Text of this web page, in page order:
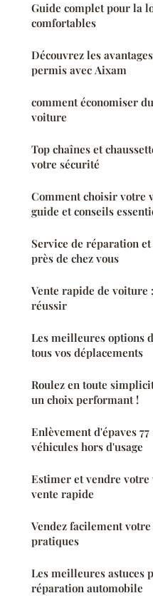
Guide complet pour la
comfortables
Découvrez les
permis avec Aixam
comment économiser
voiture
Top chaînes et
votre sécurité
Comment choisir votre
guide et conseils
Service de réparation
près de chez vous
Vente rapide de voiture
réussir
Les meilleures options
tous vos déplacements
Roulez en toute
un choix performant !
Enlèvement d'épaves
véhicules hors d'usage
Estimer et vendre votre
vente rapide
Vendez facilement
pratiques
Les meilleures astuces
réparation automobile